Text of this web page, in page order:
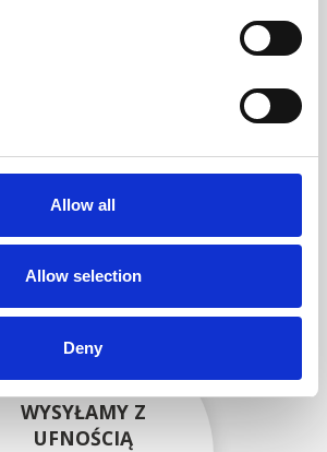
Allow all
Allow selection
Deny
BEZPIECZNIE
ZAPAKOWANE
Każda pojedyncza część jest
użyciu odpowiednich
materiałów.
WYSYŁAMY Z
UFNOŚCIĄ